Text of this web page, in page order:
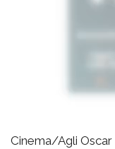
Cinema/Agli